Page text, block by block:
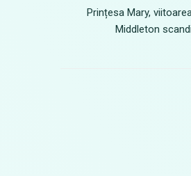
Prințesa Mary,
Middleton